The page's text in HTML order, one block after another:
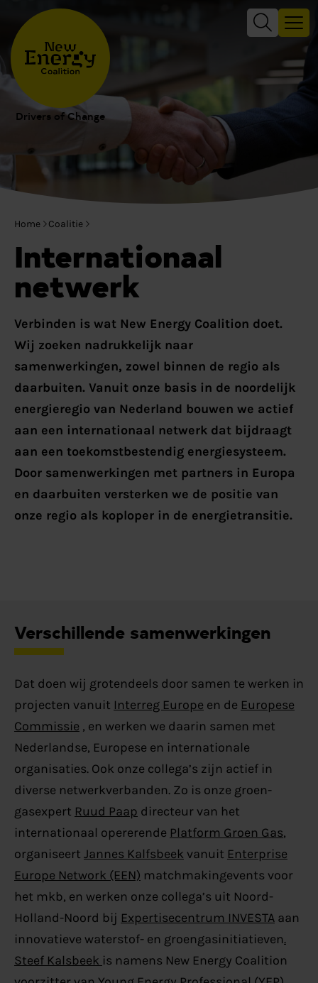
Drivers of Change
Home Coalitie
Internationaal
netwerk
Verbinden is wat New Energy Coalition doet.
Wij zoeken nadrukkelijk naar
samenwerkingen, zowel binnen de regio als
daarbuiten. Vanuit onze basis in de noordelijk
energieregio van Nederland bouwen we actief
aan een internationaal netwerk dat bijdraagt
aan een toekomstbestendig energiesysteem.
Door samenwerkingen met partners in Europa
en daarbuiten versterken we de positie van
onze regio als koploper in de energietransitie.
Verschillende samenwerkingen
Dat doen wij grotendeels door samen te werken in
projecten vanuit Interreg Europe en de Europese
Commissie , en werken we daarin samen met
Nederlandse, Europese en internationale
organisaties. Ook onze collega’s zijn actief in
diverse netwerkverbanden. Zo is onze groen-
gasexpert Ruud Paap directeur van het
internationaal opererende Platform Groen Gas,
organiseert Jannes Kalfsbeek vanuit Enterprise
Europe Network (EEN) matchmakingevents voor
het mkb, en werken onze collega’s uit Noord-
Holland-Noord bij Expertisecentrum INVESTAaan
innovatieve waterstof- en groengasinitiatieven.
Steef Kalsbeek is namens New Energy Coalition